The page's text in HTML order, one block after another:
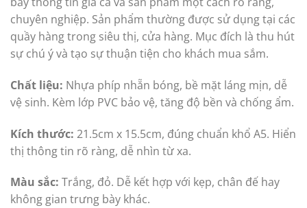
chuyên nghiệp. Sản phẩm thường được sử dụng tại các
quầy hàng trong siêu thị, cửa hàng. Mục đích là thu hút
sự chú ý và tạo sự thuận tiện cho khách mua sắm.
Chất liệu: Nhựa phíp nhẵn bóng, bề mặt láng mịn, dễ
vệ sinh. Kèm lớp PVC bảo vệ, tăng độ bền và chống ẩm.
Kích thước: 21.5cm x 15.5cm, đúng chuẩn khổ A5. Hiển
thị thông tin rõ ràng, dễ nhìn từ xa.
Màu sắc: Trắng, đỏ. Dễ kết hợp với kẹp, chân đế hay
không gian trưng bày khác.